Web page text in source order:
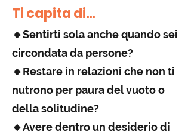
Ti capita di...
🔸Sentirti sola anche quando sei
circondata da persone?
🔸Restare in relazioni che non ti
nutrono per paura del vuoto o
della solitudine?
🔸Avere dentro un desiderio di